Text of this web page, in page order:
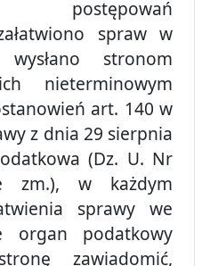
postępowań
spraw w
stronom
nieterminowym
art. 140 w
z dnia 29 sierpnia
(Dz. U. Nr
zm.), w każdym
sprawy we
organ podatkowy
zawiadomić,